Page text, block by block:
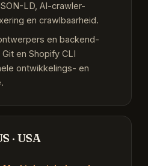
LD, AI-crawler-
en crawlbaarheid.
en backend-
en Shopify CLI
ontwikkelings- en
· USA